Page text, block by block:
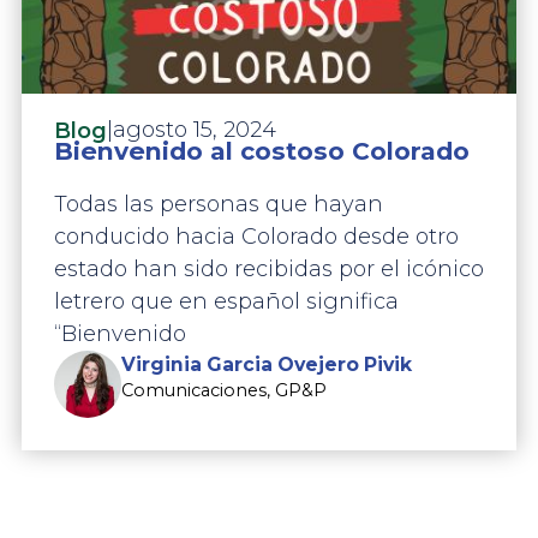
Blog agosto 15, 2024
Bienvenido al costoso Colorado
Todas las personas que hayan
conducido hacia Colorado desde otro
estado han sido recibidas por el icónico
letrero que en español significa
“Bienvenido
Virginia Garcia Ovejero Pivik
Comunicaciones, GP&P